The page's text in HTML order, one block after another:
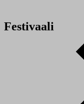
Festivaali